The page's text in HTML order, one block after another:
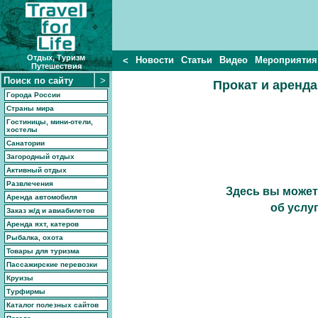
Отдых, Туризм
Путешествия
< Новости Статьи Видео Мероприятия
Города России
Страны мира
Гостиницы, мини-отели,
хостелы
Санатории
Загородный отдых
Активный отдых
Развлечения
Аренда автомобиля
Заказ ж/д и авиабилетов
Аренда яхт, катеров
Рыбалка, охота
Товары для туризма
Пассажирские перевозки
Круизы
Турфирмы
Каталог полезных сайтов
Прокат и
Здесь вы
об